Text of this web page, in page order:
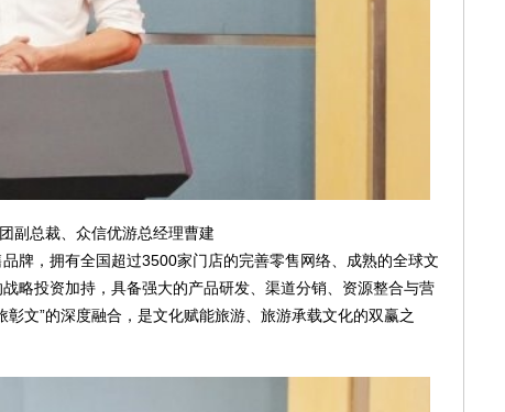
副总裁、众信优游总经理曹建
牌，拥有全国超过3500家门店的完善零售网络、成熟的全球文
略投资加持，具备强大的产品研发、渠道分销、资源整合与营
文”的深度融合，是文化赋能旅游、旅游承载文化的双赢之